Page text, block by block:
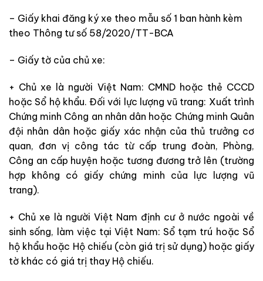
– Giấy khai đăng ký xe theo mẫu số 1 ban hành kèm
theo Thông tư số 58/2020/TT-BCA
– Giấy tờ của chủ xe:
+ Chủ xe là người Việt Nam: CMND hoặc thẻ CCCD
hoặc Sổ hộ khẩu. Đối với lực lượng vũ trang: Xuất trình
Chứng minh Công an nhân dân hoặc Chứng minh Quân
đội nhân dân hoặc giấy xác nhận của thủ trưởng cơ
quan, đơn vị công tác từ cấp trung đoàn, Phòng,
Công an cấp huyện hoặc tương đương trở lên (trường
hợp không có giấy chứng minh của lực lượng vũ
trang).
+ Chủ xe là người Việt Nam định cư ở nước ngoài về
sinh sống, làm việc tại Việt Nam: Sổ tạm trú hoặc Sổ
hộ khẩu hoặc Hộ chiếu (còn giá trị sử dụng) hoặc giấy
tờ khác có giá trị thay Hộ chiếu.